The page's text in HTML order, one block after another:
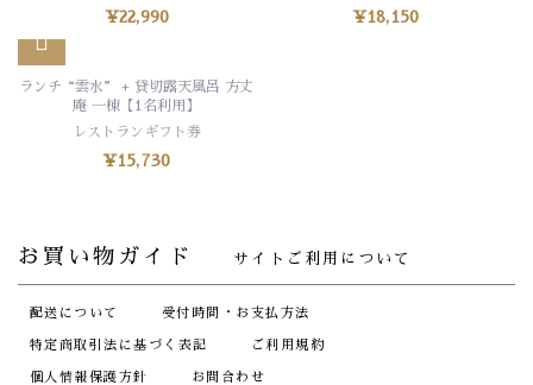
¥22,990 ¥18,150
ランチ“雲水” + 貸切露天風呂 方丈
庵 一棟【1名利用】
レストランギフト券
¥15,730
お買い物ガイド サイトご利用について
配送について 受付時間・お支払方法
特定商取引法に基づく表記 ご利用規約
個人情報保護方針 お問合わせ